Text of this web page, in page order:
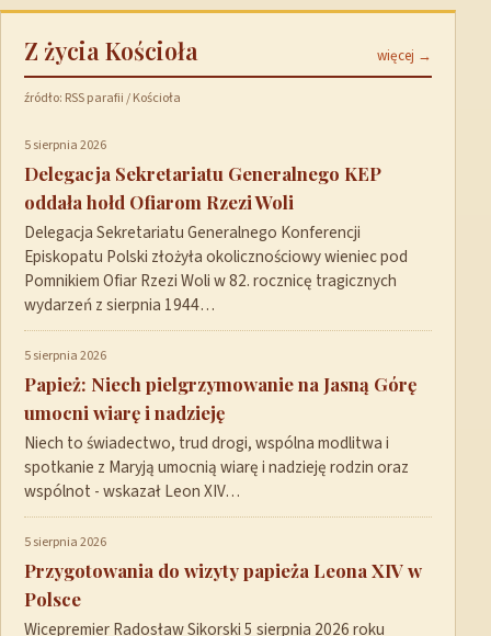
Z życia Kościoła więcej →
źródło: RSS parafii / Kościoła
5 sierpnia 2026
Delegacja Sekretariatu Generalnego KEP
oddała hołd Ofiarom Rzezi Woli
Delegacja Sekretariatu Generalnego Konferencji
Episkopatu Polski złożyła okolicznościowy wieniec pod
Pomnikiem Ofiar Rzezi Woli w 82. rocznicę tragicznych
wydarzeń z sierpnia 1944…
5 sierpnia 2026
Papież: Niech pielgrzymowanie na Jasną Górę
umocni wiarę i nadzieję
Niech to świadectwo, trud drogi, wspólna modlitwa i
spotkanie z Maryją umocnią wiarę i nadzieję rodzin oraz
wspólnot - wskazał Leon XIV…
5 sierpnia 2026
Przygotowania do wizyty papieża Leona XIV w
Polsce
Wicepremier Radosław Sikorski 5 sierpnia 2026 roku